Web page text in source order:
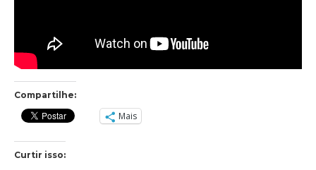
Compartilhe:
Mais
Curtir isso: